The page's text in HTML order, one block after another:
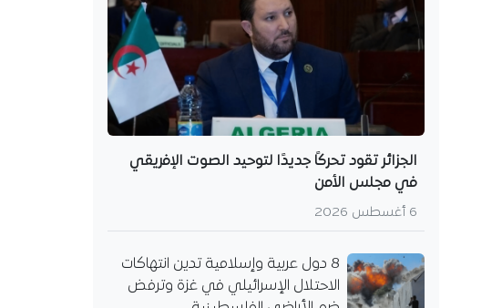
الجزائر تقود تحركًا جديدًا لتوحيد الصوت الإفريقي
في مجلس الأمن
6 أغسطس 2026
8 دول عربية وإسلامية تدين انتهاكات
الاحتلال الإسرائيلي في غزة وترفض